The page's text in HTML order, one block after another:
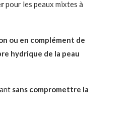
pour les peaux mixtes à
ou en complément de
hydrique de la peau
sans compromettre la